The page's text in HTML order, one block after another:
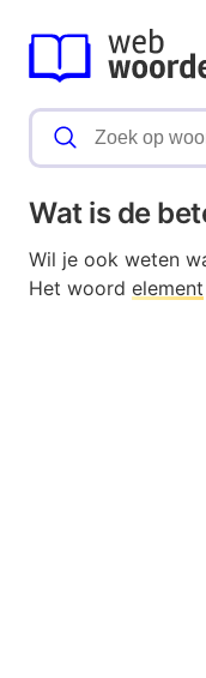
Wat is de
Wil je ook weten
Het woord element